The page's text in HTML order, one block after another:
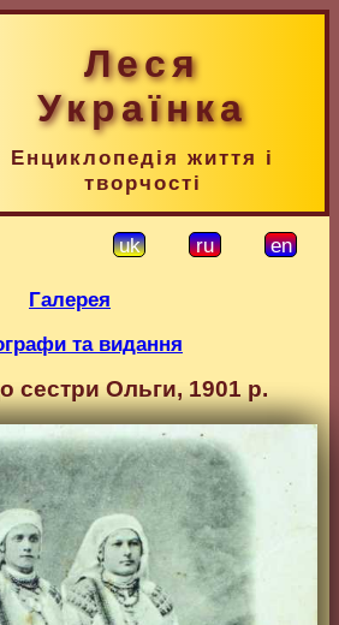
Леся
Українка
Енциклопедія життя і
творчості
uk ru en
Галерея
та видання
сестри Ольги, 1901 р.